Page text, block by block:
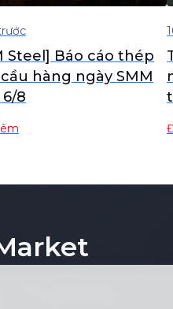
Steel] Báo cáo thép
hàng ngày SMM
8